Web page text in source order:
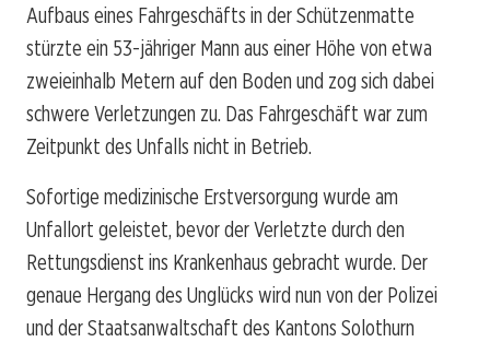
Aufbaus eines Fahrgeschäfts in der Schützenmatte
stürzte ein 53-jähriger Mann aus einer Höhe von etwa
zweieinhalb Metern auf den Boden und zog sich dabei
schwere Verletzungen zu. Das Fahrgeschäft war zum
Zeitpunkt des Unfalls nicht in Betrieb.
Sofortige medizinische Erstversorgung wurde am
Unfallort geleistet, bevor der Verletzte durch den
Rettungsdienst ins Krankenhaus gebracht wurde. Der
genaue Hergang des Unglücks wird nun von der Polizei
und der Staatsanwaltschaft des Kantons Solothurn